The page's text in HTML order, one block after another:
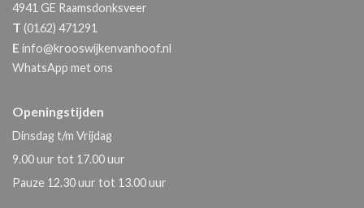
4941 GE Raamsdonksveer
T (0162) 471291
E info@krooswijkenvanhoof.nl
WhatsApp met ons
Openingstijden
Dinsdag t/m Vrijdag
9.00 uur tot 17.00 uur
Pauze 12.30 uur tot 13.00 uur